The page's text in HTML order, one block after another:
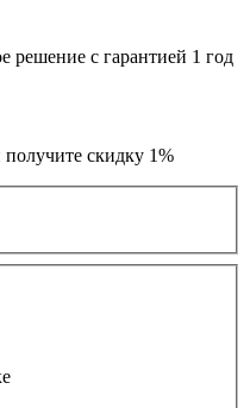
решение с гарантией 1 год
получите скидку 1%